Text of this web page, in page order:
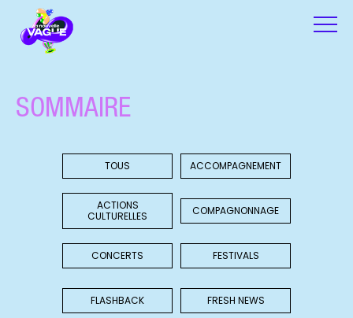
SOMMAIRE
TOUS ACCOMPAGNEMENT
ACTIONS
CULTURELLES
COMPAGNONNAGE
CONCERTS FESTIVALS
FLASHBACK FRESH NEWS